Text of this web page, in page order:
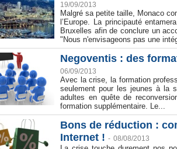
19/09/2013
Malgré sa petite taille, Monaco
l’Europe. La principauté
Bruxelles afin de conclure un
"Nous n'envisageons pas une
Negoventis : des
06/09/2013
Avec la crise, la formation
seulement pour les jeunes à la
adultes en quête de
formation supplémentaire. Le...
Bons de réduction :
Internet ! - 08/08/2013